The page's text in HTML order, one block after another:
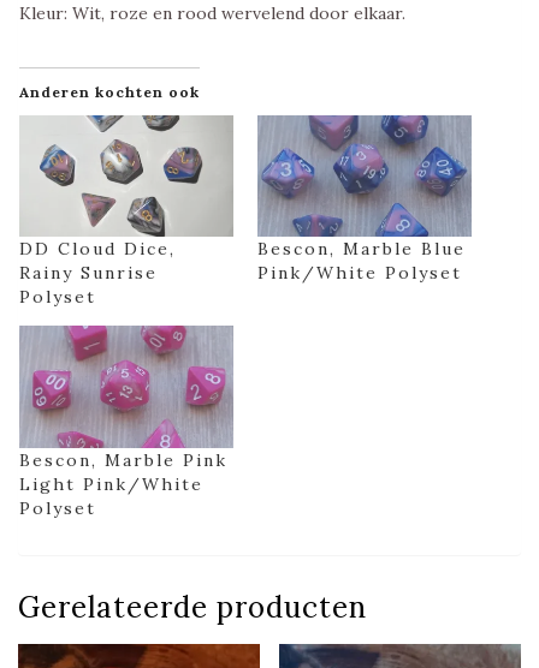
Kleur: Wit, roze en rood wervelend door elkaar.
Anderen kochten ook
DD Cloud Dice,
Rainy Sunrise
Polyset
Bescon, Marble Blue
Pink/White Polyset
Bescon, Marble Pink
Light Pink/White
Polyset
Gerelateerde producten